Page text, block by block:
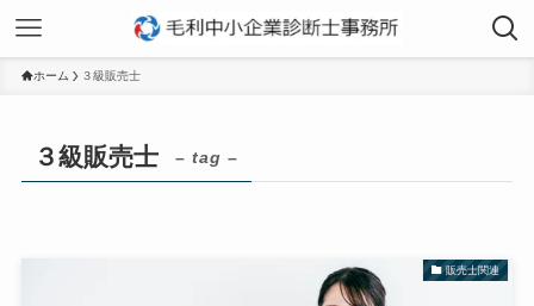
ホーム ３級販売士
３級販売士 – tag –
販売士関連